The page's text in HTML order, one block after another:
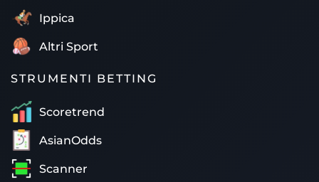
Ippica
Altri Sport
STRUMENTI BETTING
Scoretrend
AsianOdds
Scanner